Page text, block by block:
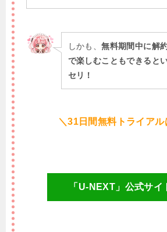
しかも、無料期間中に解
で楽しむこともできると
セリ！
＼31日間無料トライアル
「U-NEXT」公式サイ